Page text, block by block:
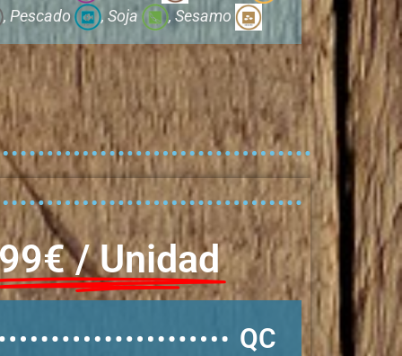
, Pescado , Soja , Sesamo
/ Unidad
QC